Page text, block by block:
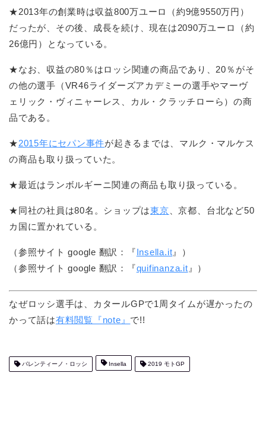
★2013年の創業時は収益800万ユーロ（約9億9550万円）
だったが、その後、成長を続け、現在は2090万ユーロ（約
26億円）となっている。
★なお、収益の80％はロッシ関連の商品であり、20％がそ
の他の選手（VR46ライダーズアカデミーの選手やマーヴ
ェリック・ヴィニャーレス、カル・クラッチローら）の商
品である。
★2015年にセパン事件が起きるまでは、マルク・マルケス
の商品も取り扱っていた。
★最近はランボルギーニ関連の商品も取り扱っている。
★同社の社員は80名。ショップは東京 、京都、台北など50
カ国に置かれている。
（参照サイト google 翻訳：『Insella.it 』）
（参照サイト google 翻訳：『quifinanza.it 』）
なぜロッシ選手は、カタールGPで1周タイムが遅かったの
かって話は有料閲覧『note』 で!!
バレンティーノ・ロッシ Insella 2019 モトGP